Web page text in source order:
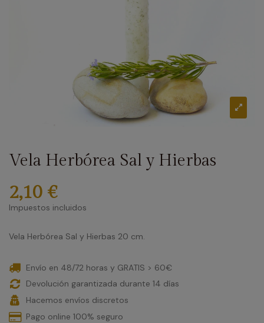
Vela Herbórea Sal y Hierbas
2,10 €
Impuestos incluidos
Vela Herbórea Sal y Hierbas 20 cm.
Envío en 48/72 horas y GRATIS > 60€
Devolución garantizada durante 14 días
Hacemos envíos discretos
Pago online 100% seguro